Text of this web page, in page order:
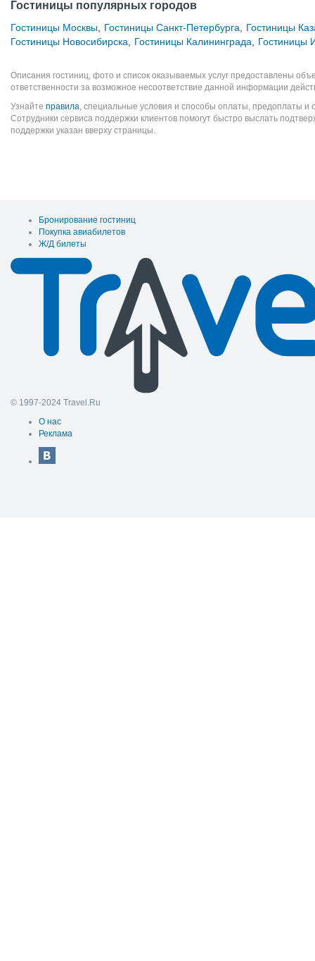
Гостиницы популярных городов
Гостиницы Москвы Гостиницы Санкт-Петербурга
Гостиницы
Гостиницы Новосибирска
Гостиницы Калининграда Гостиницы
Описания гостиниц, фото и список оказываемых услуг предоставлены
ответственности за возможное несоответствие данной информации
Узнайте правила, специальные условия и способы оплаты, предоплаты и
Сотрудники сервиса поддержки клиентов помогут быстро выслать
поддержки указан вверху страницы.
Бронирование гостиниц
Покупка авиабилетов
Ж/Д билеты
© 1997-2024 Travel.Ru
О нас
Реклама